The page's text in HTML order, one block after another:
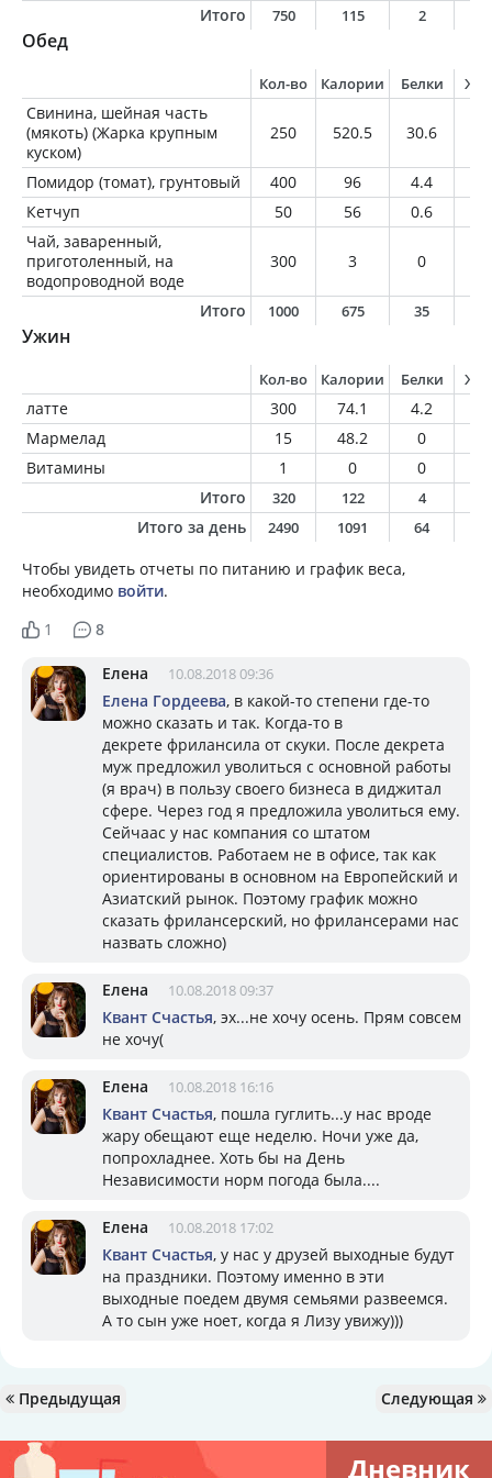
Итого
750 115 2
Обед
Кол-во Калории Белки
Свинина, шейная часть
(мякоть) (Жарка крупным
куском)
250 520.5 30.6
Помидор (томат), грунтовый 400 96 4.4
Кетчуп
50 56 0.6
Чай, заваренный,
приготоленный, на
водопроводной воде
300 3 0
Итого 1000 675 35
Ужин
Кол-во Калории Белки
латте 300 74.1 4.2
Мармелад
15 48.2 0
Витамины
1 0 0
Итого
320 122 4
Итого за день 2490 1091 64
Чтобы увидеть отчеты по питанию и график веса,
необходимо войти.
1
8
Елена 10.08.2018 09:36
Елена Гордеева, в какой-то степени где-то
можно сказать и так. Когда-то в
декрете фрилансила от скуки. После декрета
муж предложил уволиться с основной работы
(я врач) в пользу своего бизнеса в диджитал
сфере. Через год я предложила уволиться ему.
Сейчаас у нас компания со штатом
специалистов. Работаем не в офисе, так как
ориентированы в основном на Европейский и
Азиатский рынок. Поэтому график можно
сказать фрилансерский, но фрилансерами нас
назвать сложно)
Елена 10.08.2018 09:37
Квант Счастья, эх...не хочу осень. Прям совсем
не хочу(
Елена 10.08.2018 16:16
Квант Счастья, пошла гуглить...у нас вроде
жару обещают еще неделю. Ночи уже да,
попрохладнее. Хоть бы на День
Независимости норм погода была....
Елена 10.08.2018 17:02
Квант Счастья, у нас у друзей выходные будут
на праздники. Поэтому именно в эти
выходные поедем двумя семьями развеемся.
А то сын уже ноет, когда я Лизу увижу)))
Предыдущая Следующая
Дневник